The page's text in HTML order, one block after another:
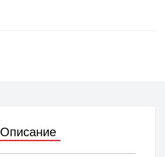
Описание